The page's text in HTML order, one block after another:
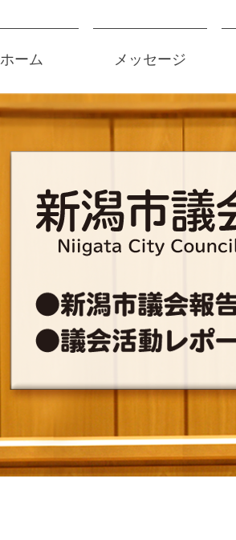
ホーム メッセージ